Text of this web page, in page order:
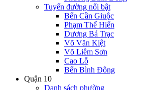
Tuyến đường nổi bật
Bến Cần Giuộc
Phạm Thế Hiển
Dương Bá Trạc
Võ Văn Kiệt
Võ Liêm Sơn
Cao Lỗ
Bến Bình Đông
Quận 10
Danh sách phường